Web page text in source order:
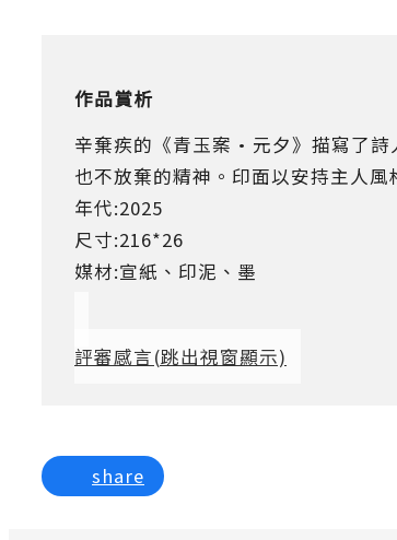
作品賞析
辛棄疾的《青玉案·元夕》描寫了詩
也不放棄的精神。印面以安持主人
年代:2025
尺寸:216*26
媒材:宣紙、印泥、墨
評審感言(跳出視窗顯示)
share